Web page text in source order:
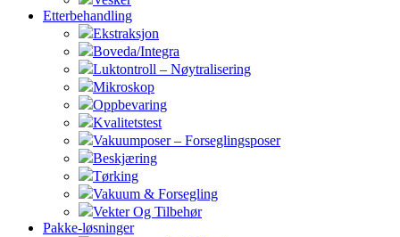
Etterbehandling
Ekstraksjon
Boveda/Integra
Luktontroll – Nøytralisering
Mikroskop
Oppbevaring
Kvalitetstest
Vakuumposer – Forseglingsposer
Beskjæring
Tørking
Vakuum & Forsegling
Vekter Og Tilbehør
Pakke-løsninger